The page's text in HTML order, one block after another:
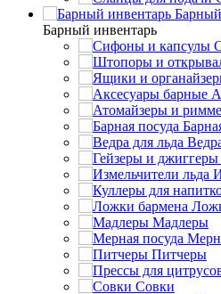
Барный инвентарь
Мадлеры
Питчеры
Совки